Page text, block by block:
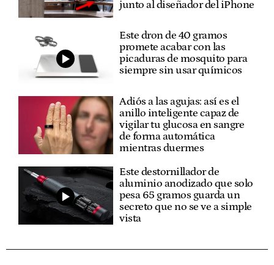
junto al diseñador del iPhone
Este dron de 40 gramos
promete acabar con las
picaduras de mosquito para
siempre sin usar químicos
Adiós a las agujas: así es el
anillo inteligente capaz de
vigilar tu glucosa en sangre
de forma automática
mientras duermes
Este destornillador de
aluminio anodizado que solo
pesa 65 gramos guarda un
secreto que no se ve a simple
vista